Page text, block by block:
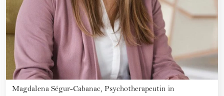
Magdalena Ségur-Cabanac, Psychotherapeutin in